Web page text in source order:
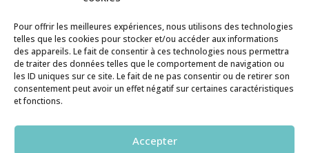
Pour offrir les meilleures expériences, nous utilisons des technologies
telles que les cookies pour stocker et/ou accéder aux informations
des appareils. Le fait de consentir à ces technologies nous permettra
de traiter des données telles que le comportement de navigation ou
les ID uniques sur ce site. Le fait de ne pas consentir ou de retirer son
consentement peut avoir un effet négatif sur certaines caractéristiques
et fonctions.
Accepter
Histoire de pâtes utilise des cookies. Pour en
savoir plus, ainsi que sur la politique de
confidentialité, cliquez ici.
Contact